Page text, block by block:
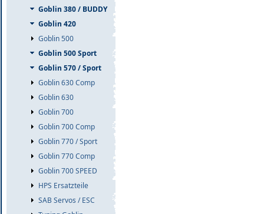
Goblin 380 / BUDDY
Goblin 420
Goblin 500
Goblin 500 Sport
Goblin 570 / Sport
Goblin 630 Comp
Goblin 630
Goblin 700
Goblin 700 Comp
Goblin 770 / Sport
Goblin 770 Comp
Goblin 700 SPEED
HPS Ersatzteile
SAB Servos / ESC